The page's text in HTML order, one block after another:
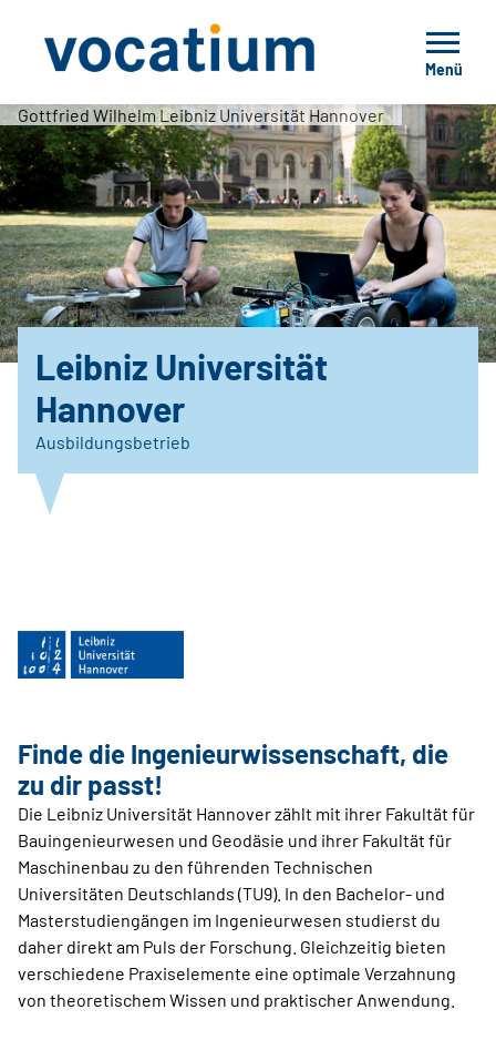
Menü
Gottfried Wilhelm Leibniz Universität Hannover
Leibniz Universität
Hannover
Ausbildungsbetrieb
Finde die Ingenieurwissenschaft, die
zu dir passt!
Die Leibniz Universität Hannover zählt mit ihrer Fakultät für
Bauingenieurwesen und Geodäsie und ihrer Fakultät für
Maschinenbau zu den führenden Technischen
Universitäten Deutschlands (TU9). In den Bachelor- und
Masterstudiengängen im Ingenieurwesen studierst du
daher direkt am Puls der Forschung. Gleichzeitig bieten
verschiedene Praxiselemente eine optimale Verzahnung
von theoretischem Wissen und praktischer Anwendung.